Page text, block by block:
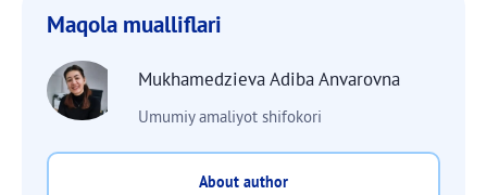
Maqola mualliflari
Mukhamedzieva Adiba Anvarovna
Umumiy amaliyot shifokori
About author